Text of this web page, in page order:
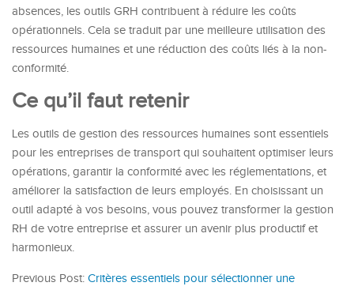
absences, les outils GRH contribuent à réduire les coûts
opérationnels. Cela se traduit par une meilleure utilisation des
ressources humaines et une réduction des coûts liés à la non-
conformité.
Ce qu’il faut retenir
Les outils de gestion des ressources humaines sont essentiels
pour les entreprises de transport qui souhaitent optimiser leurs
opérations, garantir la conformité avec les réglementations, et
améliorer la satisfaction de leurs employés. En choisissant un
outil adapté à vos besoins, vous pouvez transformer la gestion
RH de votre entreprise et assurer un avenir plus productif et
harmonieux.
Previous Post: Critères essentiels pour sélectionner une